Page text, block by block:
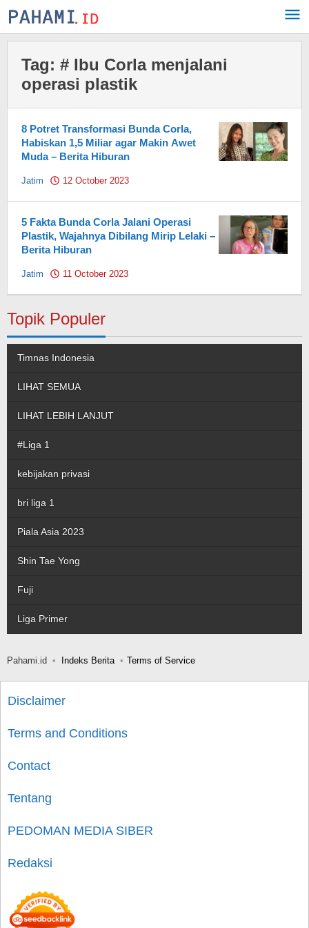
Skip
to
Tag: # Ibu Corla menjalani
operasi plastik
8 Potret Transformasi Bunda Corla,
Habiskan 1,5 Miliar agar Makin Awet
Muda – Berita Hiburan
Jatim 12 October 2023
5 Fakta Bunda Corla Jalani Operasi
Plastik, Wajahnya Dibilang Mirip Lelaki –
Berita Hiburan
Jatim 11 October 2023
Topik Populer
Timnas Indonesia
LIHAT SEMUA
LIHAT LEBIH LANJUT
#Liga 1
kebijakan privasi
bri liga 1
Piala Asia 2023
Shin Tae Yong
Fuji
Liga Primer
Pahami.id Indeks Berita Terms of Service
Disclaimer
Terms and Conditions
Contact
Tentang
PEDOMAN MEDIA SIBER
Redaksi